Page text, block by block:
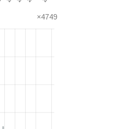
×4749